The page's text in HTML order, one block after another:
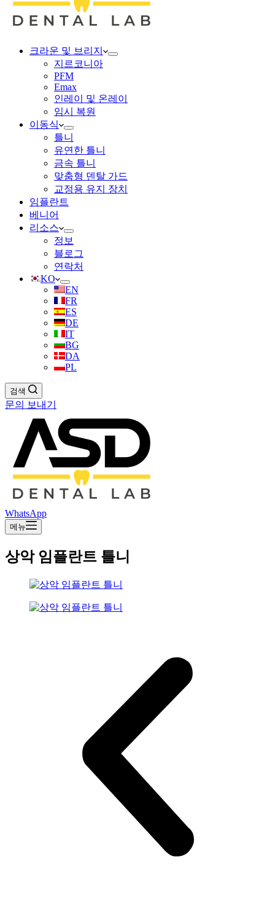
크라운 및 브리지
지르코니아
PFM
Emax
인레이 및 온레이
임시 복원
이동식
틀니
유연한 틀니
금속 틀니
맞춤형 덴탈 가드
교정용 유지 장치
임플란트
베니어
리소스
정보
블로그
연락처
KO
EN
FR
ES
DE
IT
BG
DA
PL
검색
문의 보내기
WhatsApp
메뉴
상악 임플란트 틀니